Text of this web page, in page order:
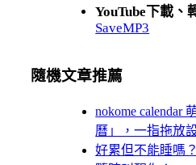
YouTube下載、
SaveMP3
隨機文章推薦
nokome calendar
曆」，一指拖放
好累但不能睡嗎？